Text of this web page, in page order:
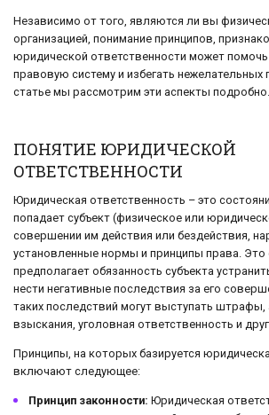
Независимо от того, являются ли вы
организацией, понимание принципов,
юридической ответственности может
правовую систему и избегать нежелательных
статье мы рассмотрим эти аспекты подробно.
ПОНЯТИЕ ЮРИДИЧЕСКОЙ
ОТВЕТСТВЕННОСТИ
Юридическая ответственность – это
попадает субъект (физическое или
совершении им действия или бездействия,
установленные нормы и принципы права. Это
предполагает обязанность субъекта
нести негативные последствия за его
таких последствий могут выступать
взыскания, уголовная ответственность и
Принципы, на которых базируется
включают следующее:
Принцип законности: Юридическая